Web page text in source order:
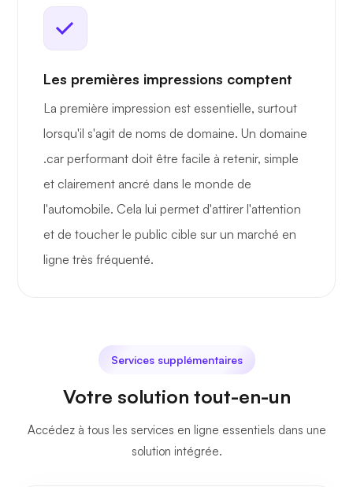
Les premières impressions comptent
La première impression est essentielle, surtout
lorsqu'il s'agit de noms de domaine. Un domaine
.car performant doit être facile à retenir, simple
et clairement ancré dans le monde de
l'automobile. Cela lui permet d'attirer l'attention
et de toucher le public cible sur un marché en
ligne très fréquenté.
Services supplémentaires
Votre solution tout-en-un
Accédez à tous les services en ligne essentiels dans une
solution intégrée.